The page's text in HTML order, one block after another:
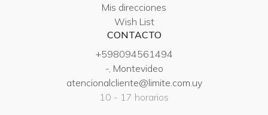
Mis direcciones
Wish List
CONTACTO
+598094561494
-, Montevideo
atencionalcliente@limite.com.uy
10 - 17 horarios